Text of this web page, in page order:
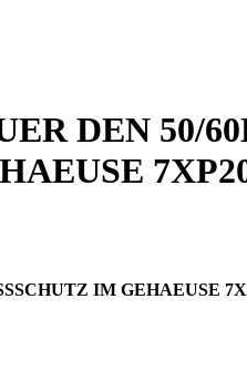
DEN 50/
IM GEHAEUSE